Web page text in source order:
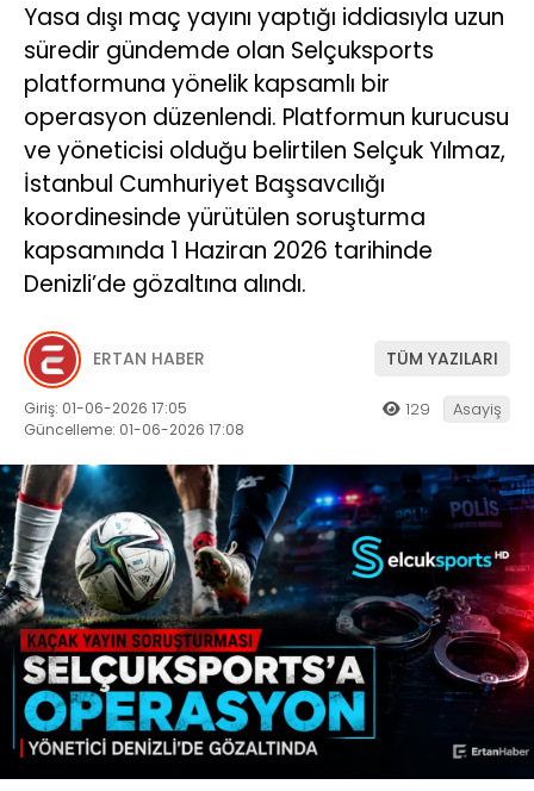
Yasa dışı maç yayını yaptığı iddiasıyla uzun
süredir gündemde olan Selçuksports
platformuna yönelik kapsamlı bir
operasyon düzenlendi. Platformun kurucusu
ve yöneticisi olduğu belirtilen Selçuk Yılmaz,
İstanbul Cumhuriyet Başsavcılığı
koordinesinde yürütülen soruşturma
kapsamında 1 Haziran 2026 tarihinde
Denizli’de gözaltına alındı.
ERTAN HABER TÜM YAZILARI
Giriş: 01-06-2026 17:05
Güncelleme: 01-06-2026 17:08
129 Asayiş